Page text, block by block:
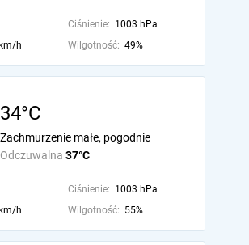
Ciśnienie: 1003 hPa
h Wilgotność: 49%
34°C
Odczuwalna 37°C
Zachmurzenie małe, pogodnie
Ciśnienie: 1003 hPa
h Wilgotność: 55%